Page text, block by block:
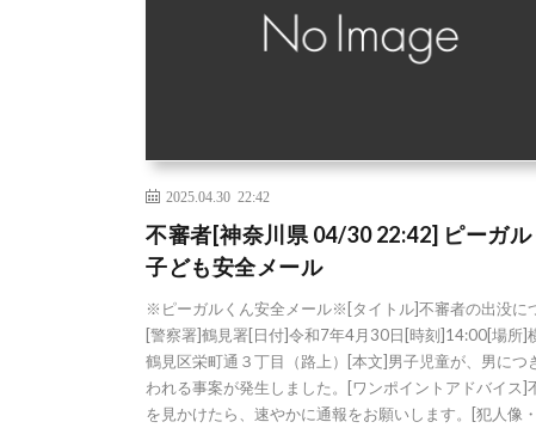
2025.04.30 22:42
不審者[神奈川県 04/30 22:42] ピーガ
子ども安全メール
※ピーガルくん安全メール※[タイトル]不審者の出没に
[警察署]鶴見署[日付]令和7年4月30日[時刻]14:00[場所]
鶴見区栄町通３丁目（路上）[本文]男子児童が、男につ
われる事案が発生しました。[ワンポイントアドバイス]
を見かけたら、速やかに通報をお願いします。[犯人像